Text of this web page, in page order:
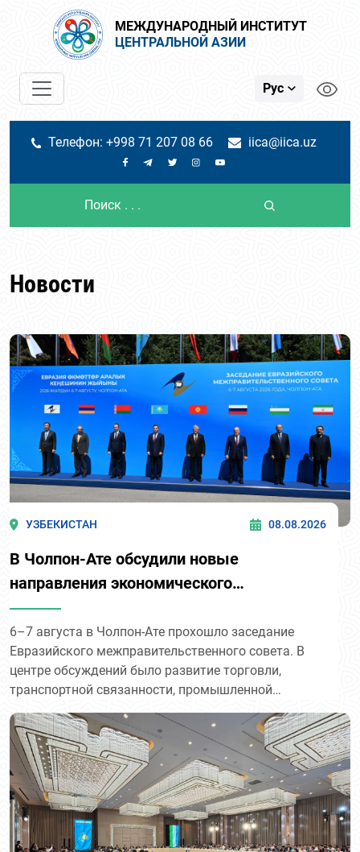
МЕЖДУНАРОДНЫЙ ИНСТИТУТ
ЦЕНТРАЛЬНОЙ АЗИИ
Рус
Телефон: +998 71 207 08 66 iica@iica.uz
Новости
УЗБЕКИСТАН 08.08.2026
В Чолпон-Ате обсудили новые
направления экономического
сотрудничества
6–7 августа в Чолпон-Ате прохошло заседание
Евразийского межправительственного совета. В
центре обсуждений было развитие торговли,
транспортной связанности, промышленной